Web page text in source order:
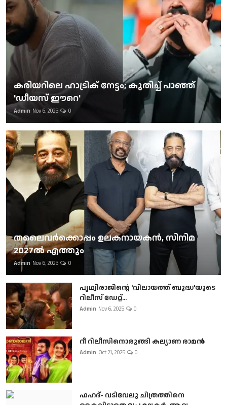
കരിയറിലെ ഹാട്രിക് നേട്ടം; കുതിച്ച് പാഞ്ഞ്
'ഡീയസ് ഈറെ'
Admin Nov 6, 2025 0
തലൈവര്‍ക്കൊപ്പം ഉലകനായകന്‍, സിനിമ
2027ല്‍ എത്തും
Admin Nov 6, 2025 0
പൃഥ്വിരാജിന്റെ 'വിലായത്ത് ബുദ്ധ'യുടെ
റിലീസ് ഡേറ്റ്...
Admin Nov 6, 2025 0
റീ റിലീസിനൊരുങ്ങി കല്യാണ രാമൻ
Admin Oct 21, 2025 0
ഫഹദ്- വടിവേലു ചിത്രത്തിനെ